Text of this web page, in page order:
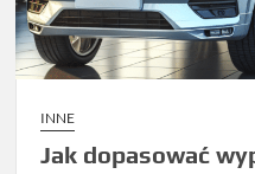
INNE
Jak dopasować